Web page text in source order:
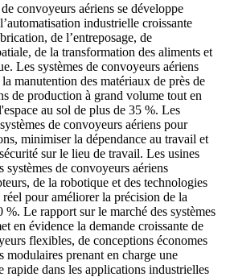
convoyeurs aériens se développe
industrielle croissante
de l’entreposage, de
de la transformation des aliments et
Les systèmes de convoyeurs aériens
manutention des matériaux de près de
de production à grand volume tout en
au sol de plus de 35 %. Les
de convoyeurs aériens pour
minimiser la dépendance au travail et
sur le lieu de travail. Les usines
systèmes de convoyeurs aériens
de la robotique et des technologies
pour améliorer la précision de la
Le rapport sur le marché des systèmes
en évidence la demande croissante de
flexibles, de conceptions économes
modulaires prenant en charge une
dans les applications industrielles